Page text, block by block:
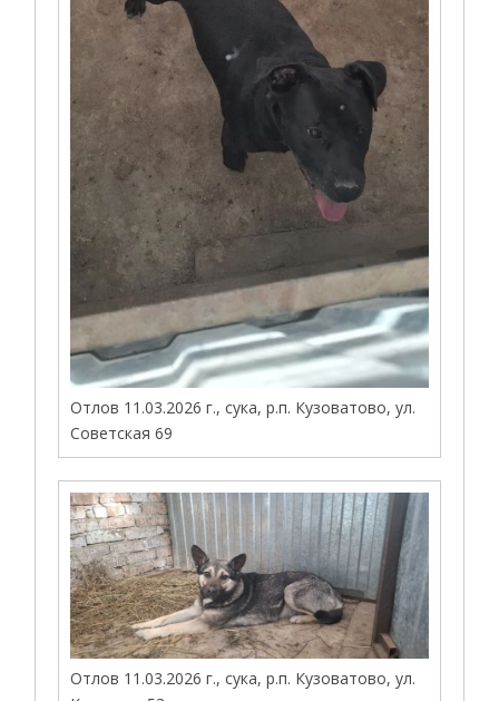
Отлов 11.03.2026 г., сука, р.п. Кузоватово, ул.
Советская 69
Отлов 11.03.2026 г., сука, р.п. Кузоватово, ул.